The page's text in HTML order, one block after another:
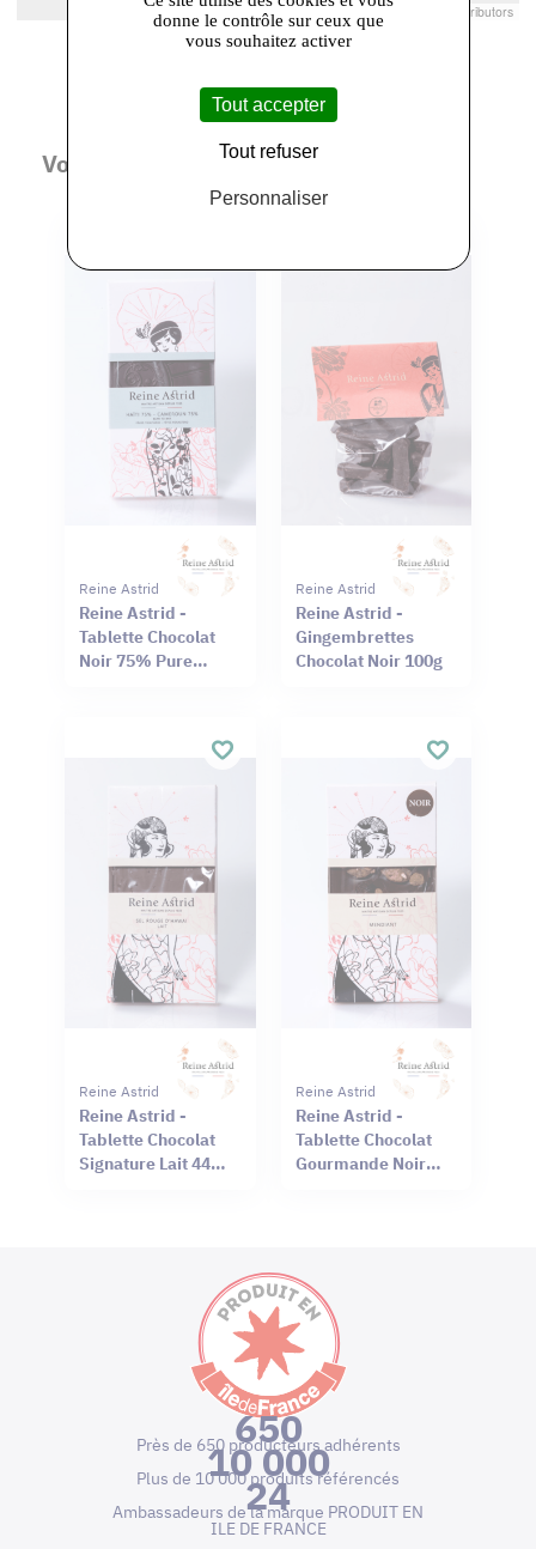
Leaflet |© Openstreetmap France | ©OpenStreetMap contributors
Vous aimerez aussi
Reine Astrid
Reine Astrid -
Tablette Chocolat
Noir 75% Pure
Reine Astrid
Reine Astrid -
Gingembrettes
Chocolat Noir 100g
Reine Astrid
Reine Astrid -
Tablette Chocolat
Signature Lait 44%
Reine Astrid
Reine Astrid -
Tablette Chocolat
Gourmande Noir
650
Près de 650 producteurs adhérents
10 000
Plus de 10 000 produits référencés
24
Ambassadeurs de la marque PRODUIT EN
ILE DE FRANCE
donne le contrôle sur ceux que
vous souhaitez activer
Tout accepter
Tout refuser
Personnaliser